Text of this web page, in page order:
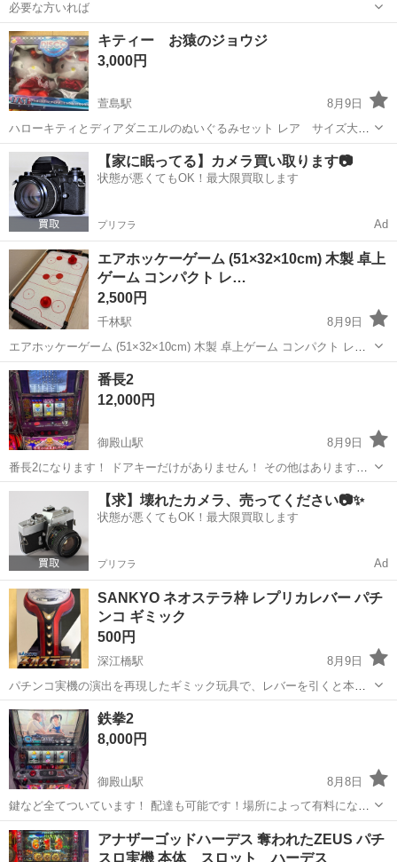
必要な方いれば
大阪 堺市 その他
キティー お猿のジョウジ
3,000円
萱島駅
8月9日
ハローキティとディアダニエルのぬいぐるみセット レア サイズ大で
す。 おさるのジョウジ 箱から袋から 開けてません 新品です。
大阪 寝屋川市 萱島駅 その他 キティー
【家に眠ってる】カメラ買い取ります📷
状態が悪くてもOK！最大限買取します
プリフラ Ad
エアホッケーゲーム (51×32×10cm) 木製 卓上
ゲーム コンパクト レ…
2,500円
千林駅
8月9日
エアホッケーゲーム (51×32×10cm) 木製 卓上ゲーム コンパクト レト
ロ おもちゃ キャンプ 大人 子供 2人 玩具 レトロゲーム エアホッケー
子供部屋 持ち運び テーブル上で遊べるコンパクトな卓上エアーホ...
大阪 大阪市 千林駅
番長2
12,000円
御殿山駅
8月9日
番長2になります！ ドアキーだけがありません！ その他はあります。
場合によってはドアキー用意することもできます。 多少値段はあがり
ます。 配達できます！場所によって有料かかります！
大阪 枚方市 御殿山駅
【求】壊れたカメラ、売ってください📷✨
状態が悪くてもOK！最大限買取します
プリフラ Ad
SANKYO ネオステラ枠 レプリカレバー パチ
ンコ ギミック
500円
深江橋駅
8月9日
パチンコ実機の演出を再現したギミック玩具で、レバーを引くと本体
が振動し、PUSHボタンでLEDが3色に発光するアクションが楽しめま
す。 - メーカー: SANKYO - 製品名: ネオステラ枠 レプリカレバー - 主
な機...
大阪 大阪市 深江橋駅
鉄拳2
8,000円
御殿山駅
8月8日
鍵など全てついています！ 配達も可能です！場所によって有料になり
ます！
大阪 枚方市 御殿山駅 その他
アナザーゴッドハーデス 奪われたZEUS パチ
スロ実機 本体 スロット ハーデス